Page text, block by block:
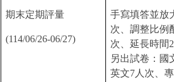
期末定期評量
(114/06/26-06/27)
手寫填答並放
次、調整比例
次、延長時間
另出試卷：國
英文7人次、